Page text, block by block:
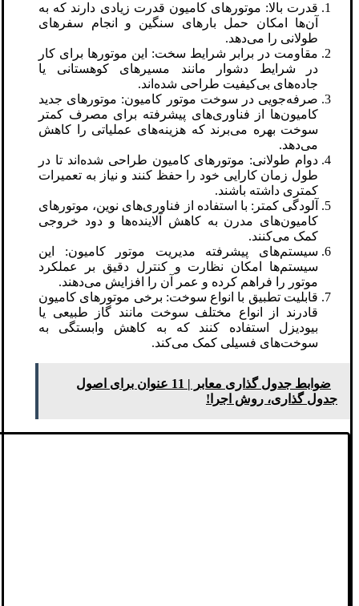
قدرت بالا: موتورهای کامیون قدرت زیادی دارند که به
آن‌ها امکان حمل بارهای سنگین و انجام سفرهای
طولانی را می‌دهد.
مقاومت در برابر شرایط سخت: این موتورها برای کار
در شرایط دشوار مانند مسیرهای کوهستانی یا
جاده‌های بی‌کیفیت طراحی شده‌اند.
صرفه‌جویی در سوخت موتور کامیون: موتورهای جدید
کامیون‌ها از فناوری‌های پیشرفته برای مصرف کمتر
سوخت بهره می‌برند که هزینه‌های عملیاتی را کاهش
می‌دهد.
دوام طولانی: موتورهای کامیون طراحی شده‌اند تا در
طول زمان کارایی خود را حفظ کنند و نیاز به تعمیرات
کمتری داشته باشند.
آلودگی کمتر: با استفاده از فناوری‌های نوین، موتورهای
کامیون‌های مدرن به کاهش آلاینده‌ها و دود خروجی
کمک می‌کنند.
سیستم‌های پیشرفته مدیریت موتور کامیون: این
سیستم‌ها امکان نظارت و کنترل دقیق بر عملکرد
موتور را فراهم کرده و عمر آن را افزایش می‌دهند.
قابلیت تطبیق با انواع سوخت: برخی موتورهای کامیون
قادرند از انواع مختلف سوخت مانند گاز طبیعی یا
بیودیزل استفاده کنند که به کاهش وابستگی به
سوخت‌های فسیلی کمک می‌کند.
ضوابط جدول گذاری معابر | 11 عنوان برای اصول
جدول گذاری، روش اجرا!